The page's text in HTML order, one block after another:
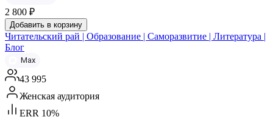
2 800 ₽
Добавить в корзину
Читательский рай | Образование | Саморазвитие | Литература |
Блог
Max
43 995
Женская аудитория
ERR 10%